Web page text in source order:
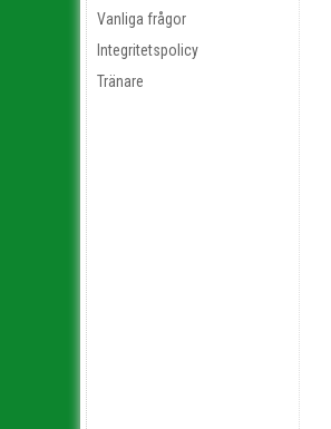
Vanliga frågor
Integritetspolicy
Tränare